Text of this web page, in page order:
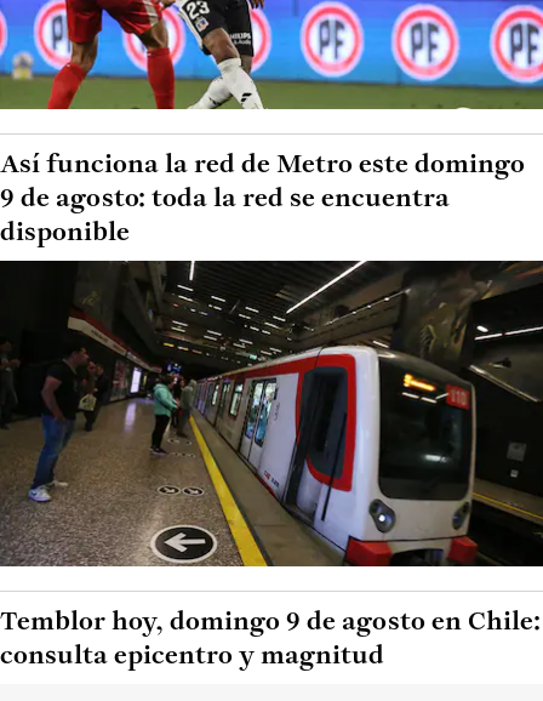
Así funciona la red de Metro este domingo
9 de agosto: toda la red se encuentra
disponible
Temblor hoy, domingo 9 de agosto en Chile:
consulta epicentro y magnitud